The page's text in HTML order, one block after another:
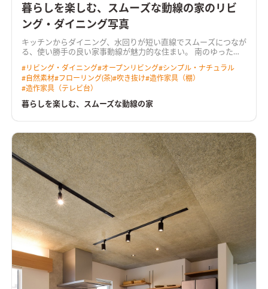
暮らしを楽しむ、スムーズな動線の家のリビ
ング・ダイニング写真
キッチンからダイニング、水回りが短い直線でスムーズにつなが
る、使い勝手の良い家事動線が魅力的な住まい。 南のゆったり
地よい空間。 奥行きのあるウッドデッキを介して庭へと暮らし
が広がります。 リビングに隣り合う和室はＬＤＫと一体で使え
る開放的なスペース。 無垢の床や羽目板の天井、空間にぴった
りと納めた木製の造作家具など、あたたかな木の質感が室内に寛
いだ雰囲気をつくっています。 ＨEAT20 Ｇ2以上の断熱性能を
#リビング・ダイニング#オープンリビング#シンプル・ナチュラル
#自然素材# フローリング(茶)#吹き抜け#造作家具（棚）
#造作家具（テレビ台）
暮らしを楽しむ、スムーズな動線の家